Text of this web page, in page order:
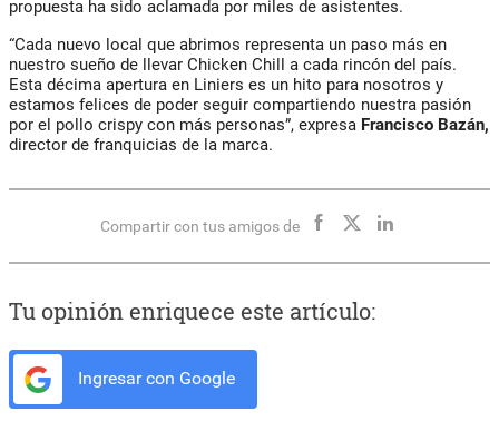
propuesta ha sido aclamada por miles de asistentes.
“Cada nuevo local que abrimos representa un paso más en
nuestro sueño de llevar Chicken Chill a cada rincón del país.
Esta décima apertura en Liniers es un hito para nosotros y
estamos felices de poder seguir compartiendo nuestra pasión
por el pollo crispy con más personas”, expresa Francisco Bazán,
director de franquicias de la marca.
Compartir con tus amigos de
Tu opinión enriquece este artículo:
Ingresar con Google